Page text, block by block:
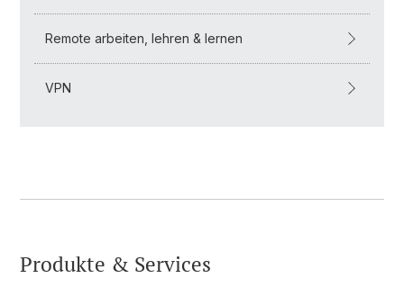
Remote arbeiten, lehren & lernen
VPN
Produkte & Services